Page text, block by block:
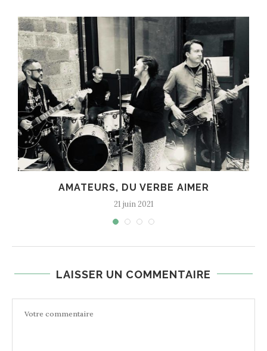
NAISSANCE D’UNE CHANSON
8 juin 2021
LAISSER UN COMMENTAIRE